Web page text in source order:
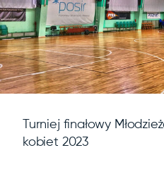
Turniej finałowy
kobiet 2023